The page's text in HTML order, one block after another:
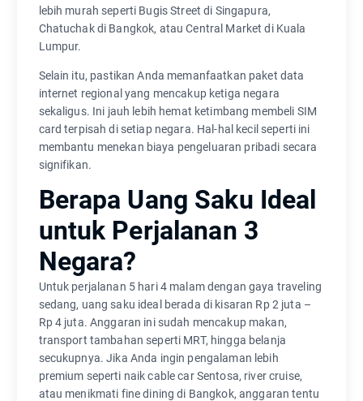
lebih murah seperti Bugis Street di Singapura,
Chatuchak di Bangkok, atau Central Market di Kuala
Lumpur.
Selain itu, pastikan Anda memanfaatkan paket data
internet regional yang mencakup ketiga negara
sekaligus. Ini jauh lebih hemat ketimbang membeli SIM
card terpisah di setiap negara. Hal-hal kecil seperti ini
membantu menekan biaya pengeluaran pribadi secara
signifikan.
Berapa Uang Saku Ideal
untuk Perjalanan 3
Negara?
Untuk perjalanan 5 hari 4 malam dengan gaya traveling
sedang, uang saku ideal berada di kisaran Rp 2 juta –
Rp 4 juta. Anggaran ini sudah mencakup makan,
transport tambahan seperti MRT, hingga belanja
secukupnya. Jika Anda ingin pengalaman lebih
premium seperti naik cable car Sentosa, river cruise,
atau menikmati fine dining di Bangkok, anggaran tentu